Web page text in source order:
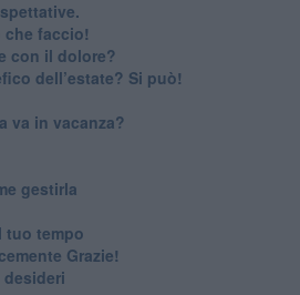
che faccio!
con il dolore?
dell’estate? Si può!
va in vacanza?
gestirla
tuo tempo
Grazie!